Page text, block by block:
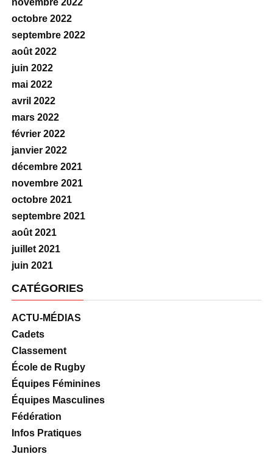
novembre 2022
octobre 2022
septembre 2022
août 2022
juin 2022
mai 2022
avril 2022
mars 2022
février 2022
janvier 2022
décembre 2021
novembre 2021
octobre 2021
septembre 2021
août 2021
juillet 2021
juin 2021
CATÉGORIES
ACTU-MÉDIAS
Cadets
Classement
École de Rugby
Équipes Féminines
Équipes Masculines
Fédération
Infos Pratiques
Juniors